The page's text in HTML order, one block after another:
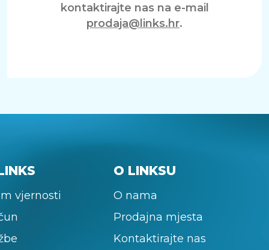
kontaktirajte nas na e-mail
prodaja@links.hr.
vjernosti
O LINKSU
O nama
Prodajna mjesta
Kontaktirajte nas